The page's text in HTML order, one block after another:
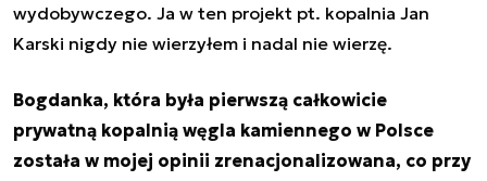
wydobywczego. Ja w ten projekt pt. kopalnia Jan
Karski nigdy nie wierzyłem i nadal nie wierzę.
Bogdanka, która była pierwszą całkowicie
prywatną kopalnią węgla kamiennego w Polsce
została w mojej opinii zrenacjonalizowana, co przy